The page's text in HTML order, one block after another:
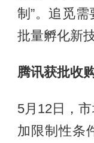
制”。追觅
批量孵化新
腾讯获批收
5月12日，
加限制性条